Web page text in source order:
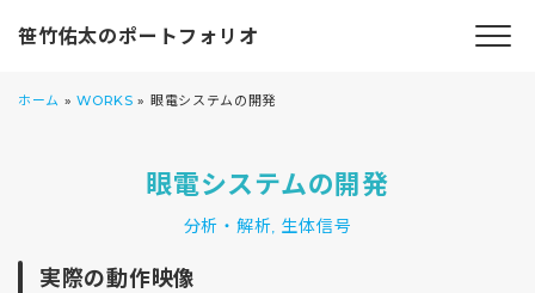
笹竹佑太のポートフォリオ
ホーム »WORKS » 眼電システムの開発
眼電システムの開発
分析・解析, 生体信号
実際の動作映像